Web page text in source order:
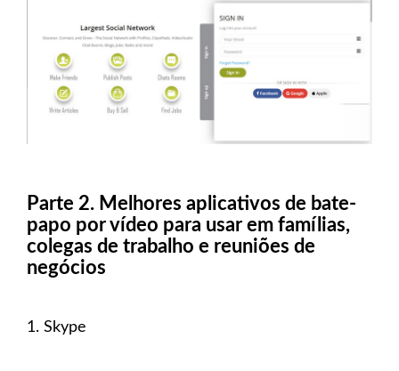
Parte 2. Melhores aplicativos de bate-
papo por vídeo para usar em famílias,
colegas de trabalho e reuniões de
negócios
1. Skype